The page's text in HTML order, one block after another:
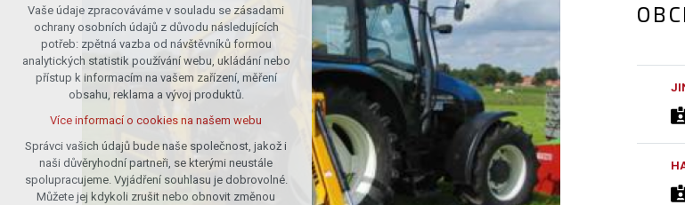
Technická cookies
nutná pro provozování webu
udržení kontextu stránek (session):
případná přihlášení, volby jazyka, apod.
Volitelná cookies
analytická pro anonymizované
vyhodnocení návštěvnosti
marketingová cookies (Google)
Více informací o cookies na našem webu
Vaše údaje zpracováváme v souladu se zásadami
ochrany osobních údajů z důvodu následujících
potřeb: zpětná vazba od návštěvníků formou
analytických statistik používání webu, ukládání nebo
přístup k informacím na vašem zařízení, měření
obsahu, reklama a vývoj produktů.
Více informací o cookies na našem webu
Správci vašich údajů bude naše společnost, jakož i
naši důvěryhodní partneři, se kterými neustále
spolupracujeme. Vyjádření souhlasu je dobrovolné.
Můžete jej kdykoli zrušit nebo obnovit změnou